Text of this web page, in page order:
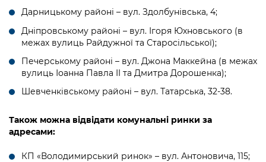
Дарницькому районі – вул. Здолбунівська, 4;
Дніпровському районі – вул. Ігоря Юхновського (в
межах вулиць Райдужної та Старосільської);
Печерському районі – вул. Джона Маккейна (в межах
вулиць Іоанна Павла II та Дмитра Дорошенка);
Шевченківському районі – вул. Татарська, 32-38.
Також можна відвідати комунальні ринки за
адресами:
КП «Володимирський ринок» – вул. Антоновича, 115;